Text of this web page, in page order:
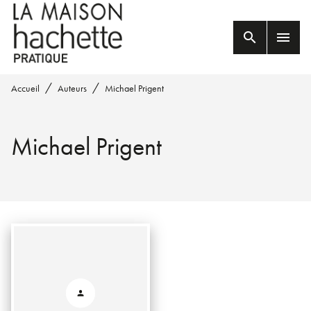
MENU RECHERCHE
PIED DE PAGE
search menu
Accueil / Auteurs / Michael Prigent
Michael Prigent